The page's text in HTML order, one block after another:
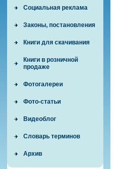
Социальная реклама
Законы, постановления
Книги для скачивания
Книги в розничной
продаже
Фотогалереи
Фото-статьи
Видеоблог
Словарь терминов
Архив